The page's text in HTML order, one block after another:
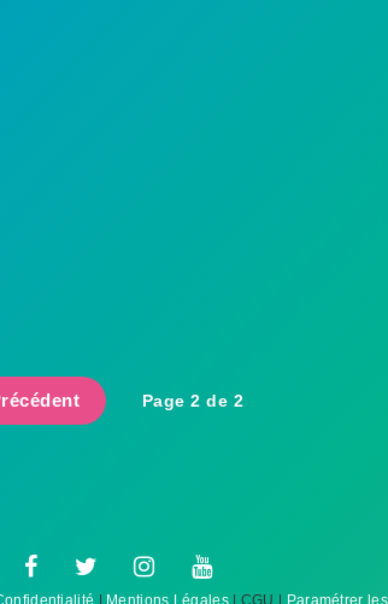
Page 2 de 2
Mentions Légales| CGU | Paramétrer